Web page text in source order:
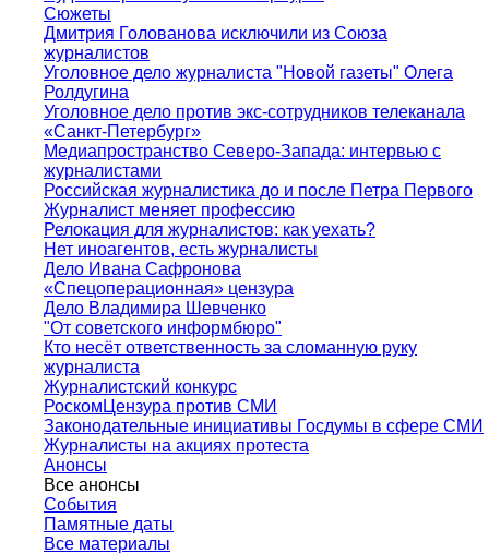
Сюжеты
Дмитрия Голованова исключили из Союза
журналистов
Уголовное дело журналиста "Новой газеты" Олега
Ролдугина
Уголовное дело против экс-сотрудников телеканала
«Санкт-Петербург»
Медиапространство Северо-Запада: интервью с
журналистами
Российская журналистика до и после Петра Первого
Журналист меняет профессию
Релокация для журналистов: как уехать?
Нет иноагентов, есть журналисты
Дело Ивана Сафронова
«Спецоперационная» цензура
Дело Владимира Шевченко
"От советского информбюро"
Кто несёт ответственность за сломанную руку
журналиста
Журналистский конкурс
РоскомЦензура против СМИ
Законодательные инициативы Госдумы в сфере СМИ
Журналисты на акциях протеста
Анонсы
Все анонсы
События
Памятные даты
Все материалы